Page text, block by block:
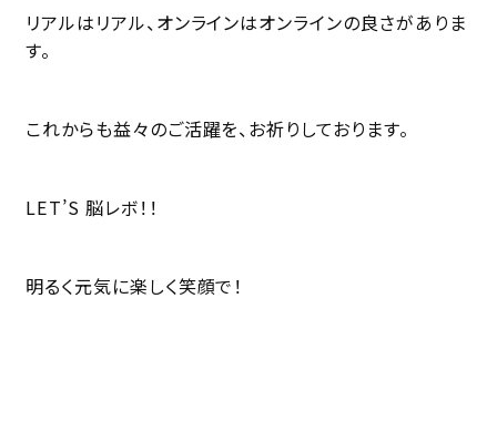
リアルはリアル、オンラインはオンラインの良さがありま
す。
これからも益々のご活躍を、お祈りしております。
LET’S 脳レボ！！
明るく元気に楽しく笑顔で！